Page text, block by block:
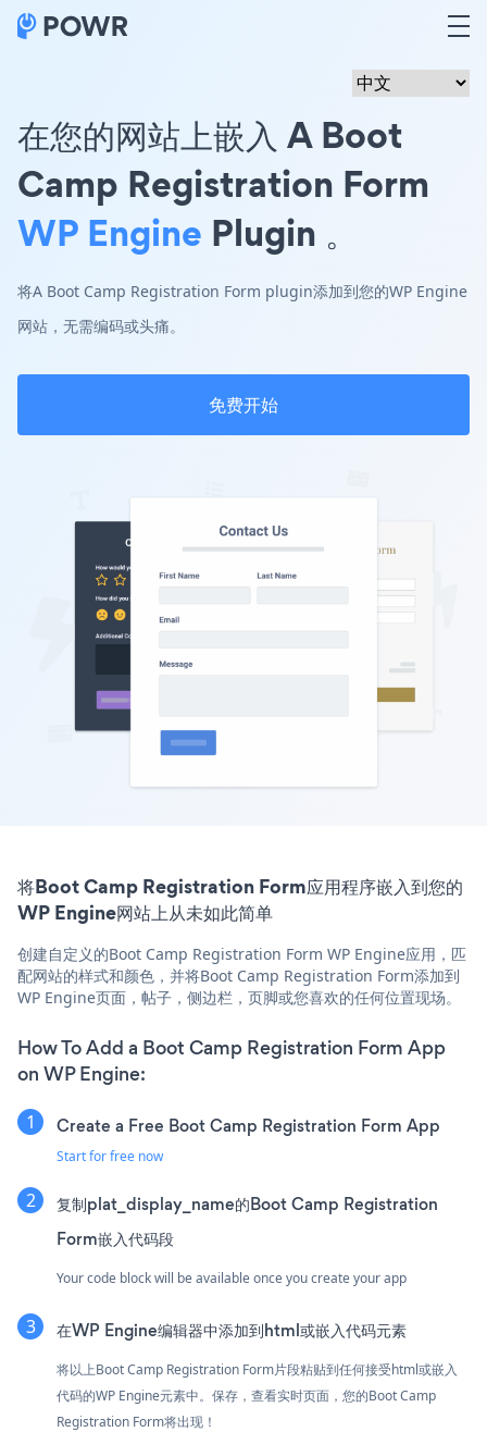
在您的网站上嵌入 A Boot
Camp Registration Form
WP Engine Plugin 。
将A Boot Camp Registration Form plugin添加到您的WP Engine
网站，无需编码或头痛。
免费开始
将Boot Camp Registration Form应用程序嵌入到您的
WP Engine网站上从未如此简单
创建自定义的Boot Camp Registration Form WP Engine应用，匹
配网站的样式和颜色，并将Boot Camp Registration Form添加到
WP Engine页面，帖子，侧边栏，页脚或您喜欢的任何位置现场。
How To Add a Boot Camp Registration Form App
on WP Engine:
Create a Free Boot Camp Registration Form App
Start for free now
复制plat_display_name的Boot Camp Registration
Form嵌入代码段
Your code block will be available once you create your app
在WP Engine编辑器中添加到html或嵌入代码元素
将以上Boot Camp Registration Form片段粘贴到任何接受html或嵌入
代码的WP Engine元素中。保存，查看实时页面，您的Boot Camp
Registration Form将出现！